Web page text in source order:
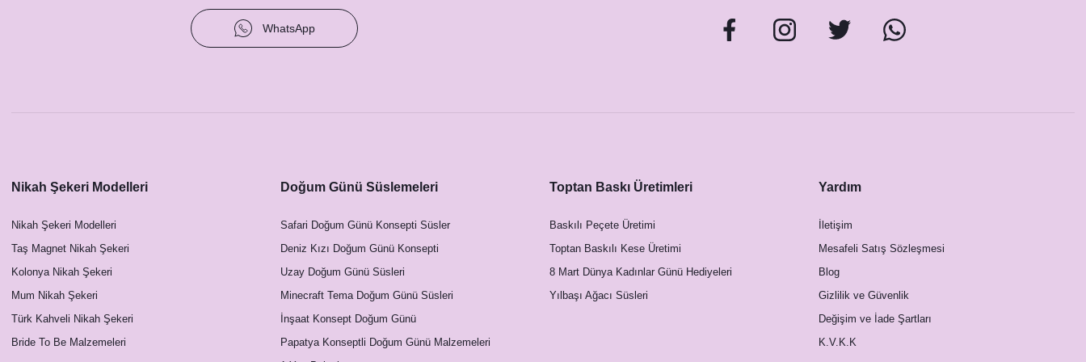
Sukulent Cipso Konsept Masa Numara Kartı
WhatsApp
Nikah Şekeri Modelleri
Nikah Şekeri Modelleri
Taş Magnet Nikah Şekeri
Kolonya Nikah Şekeri
Mum Nikah Şekeri
Türk Kahveli Nikah Şekeri
Bride To Be Malzemeleri
Doğum Günü Süslemeleri
Safari Doğum Günü Konsepti Süsler
Deniz Kızı Doğum Günü Konsepti
Uzay Doğum Günü Süsleri
Minecraft Tema Doğum Günü Süsleri
İnşaat Konsept Doğum Günü
Papatya Konseptli Doğum Günü Malzemeleri
Toptan Baskı Üretimleri
Baskılı Peçete Üretimi
Toptan Baskılı Kese Üretimi
8 Mart Dünya Kadınlar Günü Hediyeleri
Yılbaşı Ağacı Süsleri
Yardım
İletişim
Mesafeli Satış Sözleşmesi
Blog
Gizlilik ve Güvenlik
Değişim ve İade Şartları
K.V.K.K